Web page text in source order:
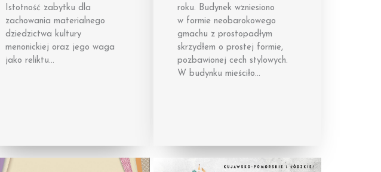
Istotność zabytku dla
zachowania materialnego
dziedzictwa kultury
menonickiej oraz jego waga
jako reliktu…
roku. Budynek wzniesiono
w formie neobarokowego
gmachu z prostopadłym
skrzydłem o prostej formie,
pozbawionej cech stylowych.
W budynku mieściło…